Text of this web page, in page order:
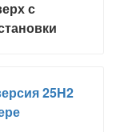
с
25H2